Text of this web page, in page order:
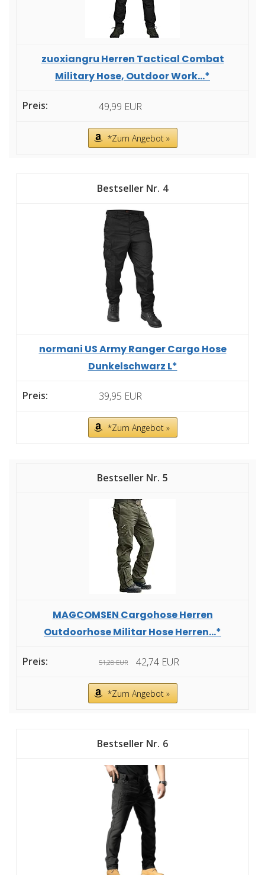
zuoxiangru Herren Tactical Combat
Military Hose, Outdoor Work...*
49,99 EUR
*Zum Angebot »
4
normani US Army Ranger Cargo Hose
Dunkelschwarz L*
39,95 EUR
*Zum Angebot »
5
MAGCOMSEN Cargohose Herren
Outdoorhose Militar Hose Herren...*
51,28 EUR 42,74 EUR
*Zum Angebot »
6